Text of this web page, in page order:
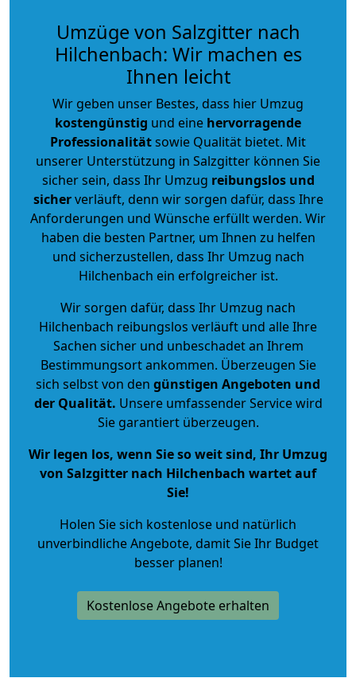
Umzüge von Salzgitter nach
Hilchenbach: Wir machen es
Ihnen leicht
Wir geben unser Bestes, dass hier Umzug
kostengünstig und eine hervorragende
Professionalitätsowie Qualität bietet. Mit
unserer Unterstützung in Salzgitter können Sie
sicher sein, dass Ihr Umzug reibungslos und
sicherverläuft, denn wir sorgen dafür, dass Ihre
Anforderungen und Wünsche erfüllt werden. Wir
haben die besten Partner, um Ihnen zu helfen
und sicherzustellen, dass Ihr Umzug nach
Hilchenbach ein erfolgreicher ist.
Wir sorgen dafür, dass Ihr Umzug nach
Hilchenbach reibungslos verläuft und alle Ihre
Sachen sicher und unbeschadet an Ihrem
Bestimmungsort ankommen. Überzeugen Sie
sich selbst von den günstigen Angeboten und
der Qualität. Unsere umfassender Service wird
Sie garantiert überzeugen.
Wir legen los, wenn Sie so weit sind, Ihr Umzug
von Salzgitter nach Hilchenbach wartet auf
Sie!
Holen Sie sich kostenlose und natürlich
unverbindliche Angebote, damit Sie Ihr Budget
besser planen!
Kostenlose Angebote erhalten